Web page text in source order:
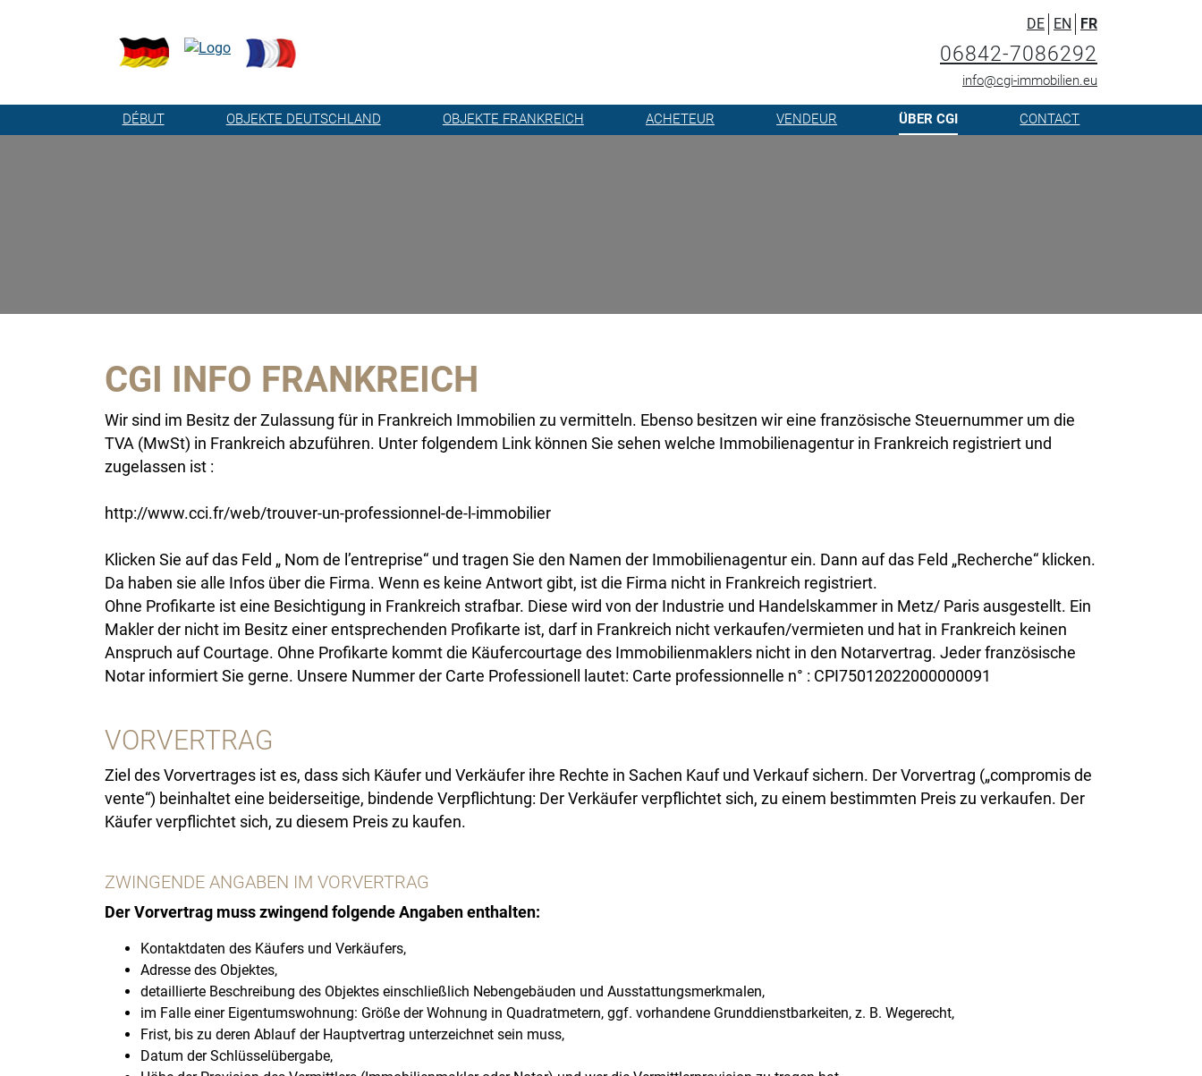
DE EN FR
06842-7086292
info@cgi-immobilien.eu
DÉBUT OBJEKTE DEUTSCHLAND OBJEKTE FRANKREICH ACHETEUR VENDEUR ÜBER CGI CONTACT
CGI INFO FRANKREICH
Wir sind im Besitz der Zulassung für in Frankreich Immobilien zu vermitteln. Ebenso besitzen wir eine französische Steuernummer um die
TVA (MwSt) in Frankreich abzuführen. Unter folgendem Link können Sie sehen welche Immobilienagentur in Frankreich registriert und
zugelassen ist :
http://www.cci.fr/web/trouver-un-professionnel-de-l-immobilier
Klicken Sie auf das Feld „ Nom de l’entreprise“ und tragen Sie den Namen der Immobilienagentur ein. Dann auf das Feld „Recherche“ klicken.
Da haben sie alle Infos über die Firma. Wenn es keine Antwort gibt, ist die Firma nicht in Frankreich registriert.
Ohne Profikarte ist eine Besichtigung in Frankreich strafbar. Diese wird von der Industrie und Handelskammer in Metz/ Paris ausgestellt. Ein
Makler der nicht im Besitz einer entsprechenden Profikarte ist, darf in Frankreich nicht verkaufen/vermieten und hat in Frankreich keinen
Anspruch auf Courtage. Ohne Profikarte kommt die Käufercourtage des Immobilienmaklers nicht in den Notarvertrag. Jeder französische
Notar informiert Sie gerne. Unsere Nummer der Carte Professionell lautet: Carte professionnelle n° : CPI75012022000000091
VORVERTRAG
Ziel des Vorvertrages ist es, dass sich Käufer und Verkäufer ihre Rechte in Sachen Kauf und Verkauf sichern. Der Vorvertrag („compromis de
vente“) beinhaltet eine beiderseitige, bindende Verpflichtung: Der Verkäufer verpflichtet sich, zu einem bestimmten Preis zu verkaufen. Der
Käufer verpflichtet sich, zu diesem Preis zu kaufen.
ZWINGENDE ANGABEN IM VORVERTRAG
Der Vorvertrag muss zwingend folgende Angaben enthalten:
Kontaktdaten des Käufers und Verkäufers,
Adresse des Objektes,
detaillierte Beschreibung des Objektes einschließlich Nebengebäuden und Ausstattungsmerkmalen,
im Falle einer Eigentumswohnung: Größe der Wohnung in Quadratmetern, ggf. vorhandene Grunddienstbarkeiten, z. B. Wegerecht,
Frist, bis zu deren Ablauf der Hauptvertrag unterzeichnet sein muss,
Datum der Schlüsselübergabe,